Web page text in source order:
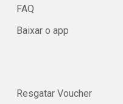
FAQ
Baixar o app
Resgatar Voucher